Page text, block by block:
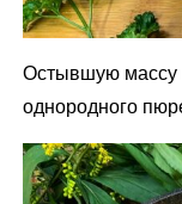
Остывшую массу
однородного